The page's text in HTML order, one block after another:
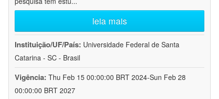
leia mais
Instituição/UF/País: Universidade Federal de Santa
Catarina - SC - Brasil
Vigência: Thu Feb 15 00:00:00 BRT 2024-Sun Feb 28
00:00:00 BRT 2027